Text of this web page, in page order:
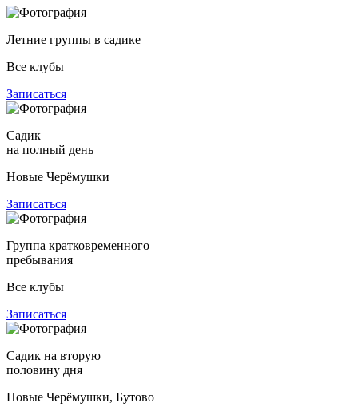
Летние группы в садике
Все клубы
Записаться
Садик
на полный день
Новые Черёмушки
Записаться
Группа кратковременного
пребывания
Все клубы
Записаться
Садик на вторую
половину дня
Новые Черёмушки, Бутово